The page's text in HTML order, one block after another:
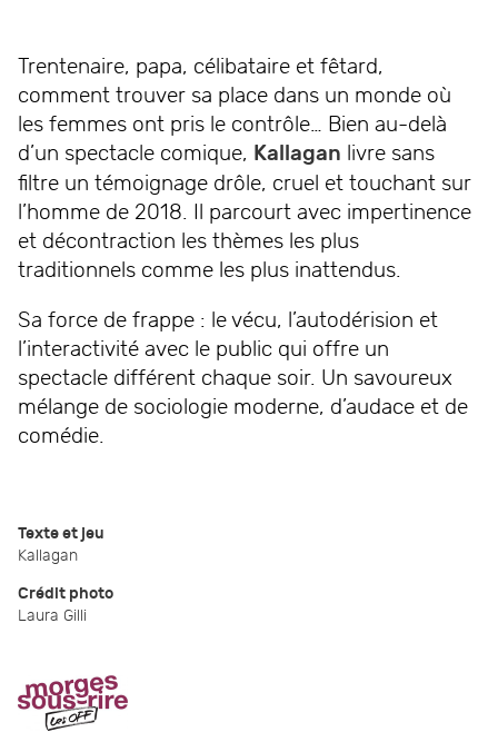
Trentenaire, papa, célibataire et fêtard,
comment trouver sa place dans un monde où
les femmes ont pris le contrôle… Bien au-delà
d’un spectacle comique, Kallagan livre sans
filtre un témoignage drôle, cruel et touchant sur
l’homme de 2018. Il parcourt avec impertinence
et décontraction les thèmes les plus
traditionnels comme les plus inattendus.
Sa force de frappe : le vécu, l’autodérision et
l’interactivité avec le public qui offre un
spectacle différent chaque soir. Un savoureux
mélange de sociologie moderne, d’audace et de
comédie.
Texte et jeu
Kallagan
Crédit photo
Laura Gilli